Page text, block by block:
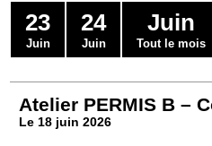
23
Juin
24
Juin
Juin
Tout le mois
Atelier PERMIS B –
Le 18 juin 2026